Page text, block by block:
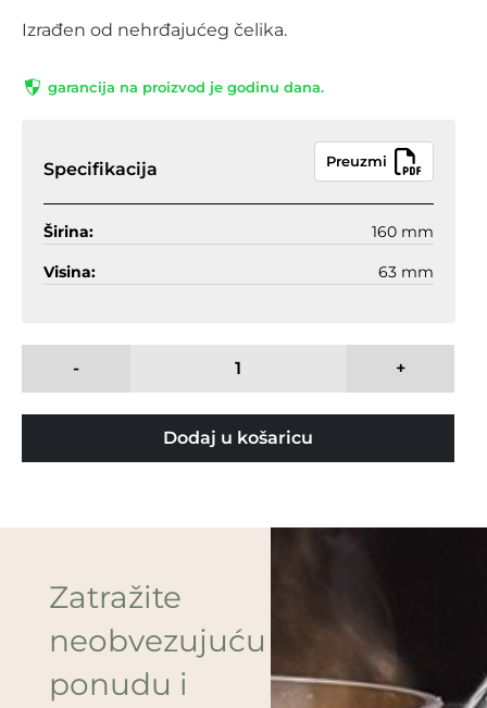
Izrađen od nehrđajućeg čelika.
garancija na proizvod je godinu dana.
Specifikacija Preuzmi
Širina: 160 mm
Visina: 63 mm
- +
Dodaj u košaricu
Zatražite
neobvezujuću
ponudu i